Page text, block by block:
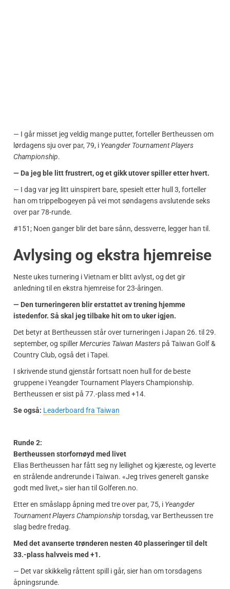
— I går misset jeg veldig mange putter, forteller Bertheussen om
lørdagens sju over par, 79, i Yeangder Tournament Players
Championship.
— Da jeg ble litt frustrert, og et gikk utover spiller etter hvert.
— I dag var jeg litt uinspirert bare, spesielt etter hull 3, forteller
han om trippelbogeyen på vei mot søndagens avslutende seks
over par 78-runde.
#151; Noen ganger blir det bare sånn, dessverre, legger han til.
Avlysing og ekstra hjemreise
Neste ukes turnering i Vietnam er blitt avlyst, og det gir
anledning til en ekstra hjemreise for 23-åringen.
— Den turneringeren blir erstattet av trening hjemme
istedenfor. Så skal jeg tilbake hit om to uker igjen.
Det betyr at Bertheussen står over turneringen i Japan 26. til 29.
september, og spillerMercuries Taiwan Masters på Taiwan Golf &
Country Club, også det i Tapei.
I skrivende stund gjenstår fortsatt noen hull for de beste
gruppene i Yeangder Tournament Players Championship.
Bertheussen er sist på 77.-plass med +14.
Se også: Leaderboard fra Taiwan
Runde 2:
Bertheussen storfornøyd med livet
Elias Bertheussen har fått seg ny leilighet og kjæreste, og leverte
en strålende andrerunde i Taiwan. «Jeg trives generelt ganske
godt med livet,» sier han til Golferen.no.
Etter en småslapp åpning med tre over par, 75, i Yeangder
Tournament Players Championship torsdag, var Bertheussen tre
slag bedre fredag.
Med det avanserte trønderen nesten 40 plasseringer til delt
33.-plass halvveis med +1.
— Det var skikkelig råttent spill i går, sier han om torsdagens
åpningsrunde.